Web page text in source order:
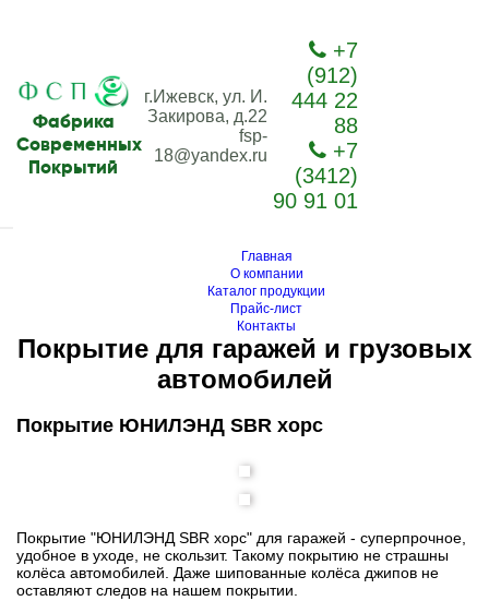
Фабрика
Современных
Покрытий
г.Ижевск, ул. И.
Закирова, д.22
fsp-
18@yandex.ru
+7
(912)
444 22
88
+7
(3412)
90 91 01
Главная
О компании
Каталог продукции
Прайс-лист
Контакты
Покрытие для гаражей и грузовых
автомобилей
Покрытие ЮНИЛЭНД SBR хорс
Покрытие "ЮНИЛЭНД SBR хорс" для гаражей - суперпрочное,
удобное в уходе, не скользит. Такому покрытию не страшны
колёса автомобилей. Даже шипованные колёса джипов не
оставляют следов на нашем покрытии.